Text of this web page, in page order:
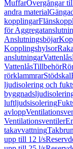
MuffarÖvergångar
andra material
kopplingar
för
Anslutningsböjar
Kopplingshylsor
anslutningarVattenlås
VattenlåsTillbehör
rörklammrarStödskal
ljudisolering och
luftljudsisolering
avlopp
Ventilationsventiler
takavvattning
upp till 12 l/s